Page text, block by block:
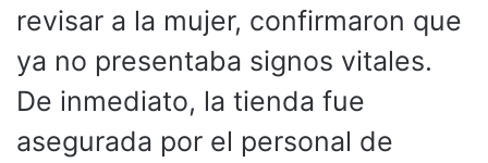
revisar a la mujer, confirmaron que
ya no presentaba signos vitales.
De inmediato, la tienda fue
asegurada por el personal de